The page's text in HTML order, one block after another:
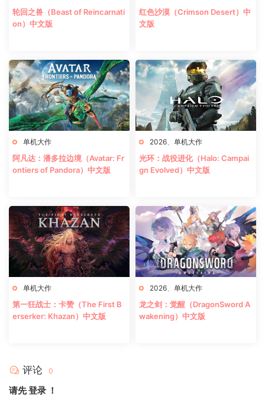
轮回之兽（Beast of Reincarnati
on）中文版
红色沙漠（Crimson Desert）中
文版
单机大作
阿凡达：潘多拉边境（Avatar: Fr
ontiers of Pandora）中文版
2026 单机大作
光环：战役进化（Halo: Campai
gn Evolved）中文版
单机大作
第一狂战士：卡赞（The First B
erserker: Khazan）中文版
2026 单机大作
龙之剑：觉醒（DragonSword A
wakening）中文版
评论 0
请先登录 ！